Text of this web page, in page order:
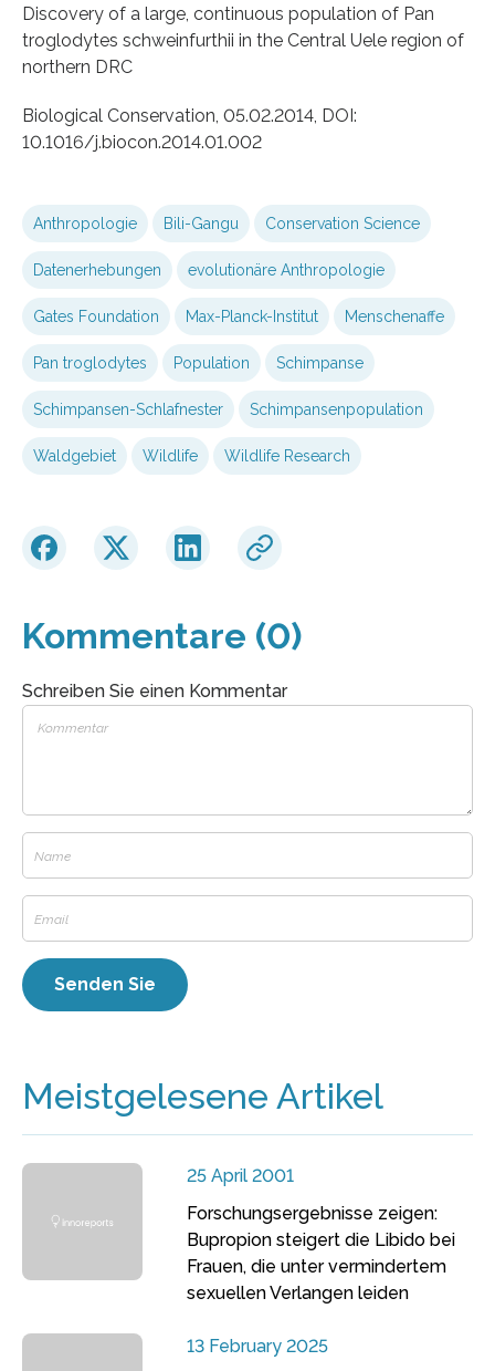
Discovery of a large, continuous population of Pan
troglodytes schweinfurthii in the Central Uele region of
northern DRC
Biological Conservation, 05.02.2014, DOI:
10.1016/j.biocon.2014.01.002
Anthropologie Bili-Gangu Conservation Science
Datenerhebungen evolutionäre Anthropologie
Gates Foundation Max-Planck-Institut Menschenaffe
Pan troglodytes Population Schimpanse
Schimpansen-Schlafnester Schimpansenpopulation
Waldgebiet Wildlife Wildlife Research
Kommentare (0)
Schreiben Sie einen Kommentar
Meistgelesene Artikel
25 April 2001
Forschungsergebnisse zeigen:
Bupropion steigert die Libido bei
Frauen, die unter vermindertem
sexuellen Verlangen leiden
13 February 2025